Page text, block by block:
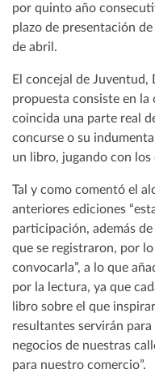
por quinto año
plazo de presentación
de abril.
El concejal de
propuesta consiste en la
coincida una parte real
concurse o su
un libro, jugando con los
Tal y como comentó el
anteriores ediciones
participación, además
que se registraron, por
convocarla”, a lo que
por la lectura, ya que
libro sobre el que
resultantes servirán
negocios de nuestras
para nuestro comercio”.